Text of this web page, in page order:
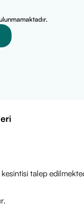
edebilirsiniz.
talep